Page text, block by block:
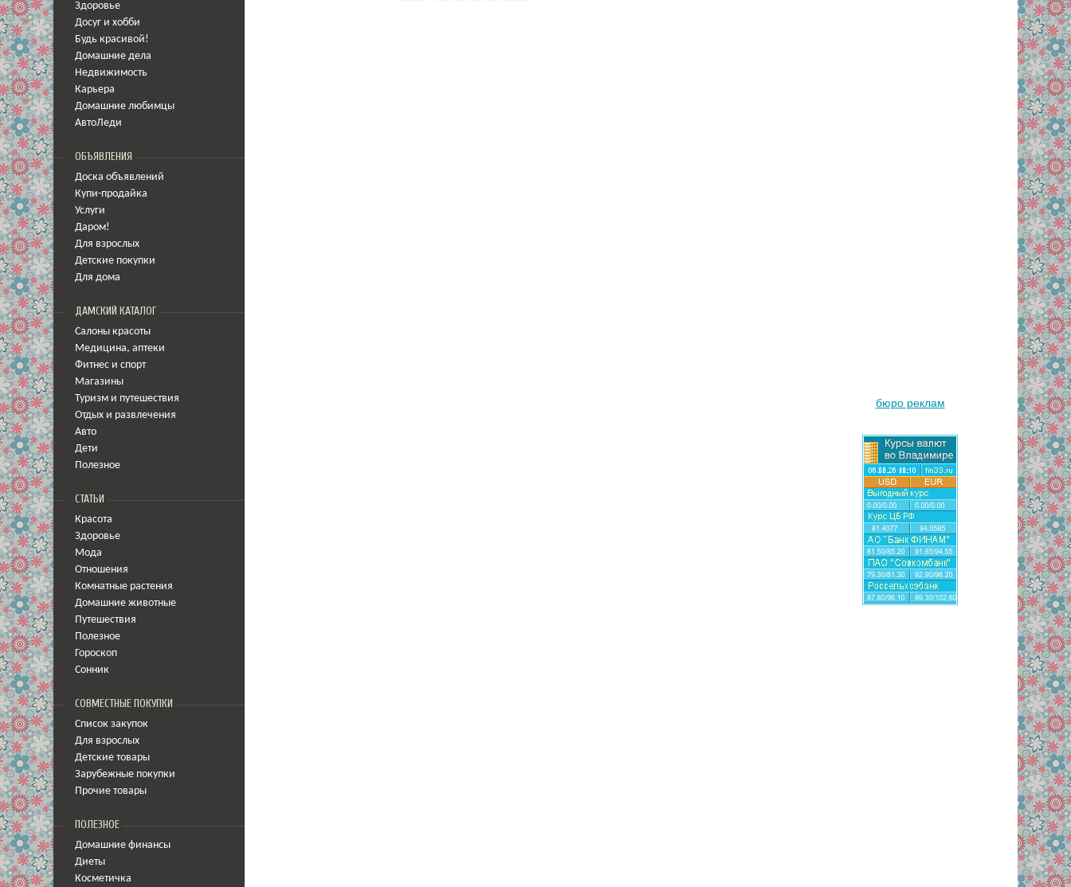
Здоровье
Досуг и хобби
Будь красивой!
Домашние дела
Недвижимость
Карьера
Домашние любимцы
АвтоЛеди
ОБЪЯВЛЕНИЯ
Доска объявлений
Купи-продайка
Услуги
Даром!
Для взрослых
Детские покупки
Для дома
ДАМСКИЙ КАТАЛОГ
Салоны красоты
Медицина, аптеки
Фитнес и спорт
Магазины
Туризм и путешествия
Отдых и развлечения
Авто
Дети
Полезное
СТАТЬИ
Красота
Здоровье
Мода
Отношения
Комнатные растения
Домашние животные
Путешествия
Полезное
Гороскоп
Сонник
СОВМЕСТНЫЕ ПОКУПКИ
Список закупок
Для взрослых
Детские товары
Зарубежные покупки
Прочие товары
ПОЛЕЗНОЕ
Домашние финансы
Диеты
Косметичка
бюро реклам